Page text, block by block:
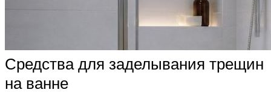
Средства для заделывания трещин
на ванне